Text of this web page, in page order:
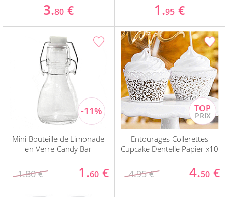
3.80 € 1.95 €
Mini Bouteille de Limonade
en Verre Candy Bar
1.80 € 1.60 €
Entourages Collerettes
Cupcake Dentelle Papier x10
4.95 € 4.50 €